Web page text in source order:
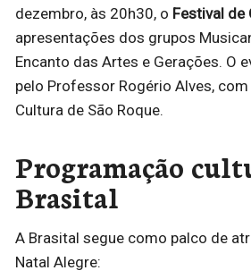
dezembro, às 20h30, o Festival de
apresentações dos grupos
Encanto das Artes e Gerações. O
pelo Professor Rogério Alves,
Cultura de São Roque.
Programação
Brasital
A Brasital segue como palco de
Natal Alegre: